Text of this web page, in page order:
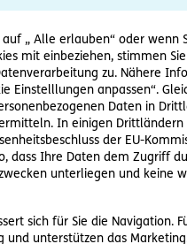
„ Alle erlauben“ oder wenn
mit einbeziehen, stimmen
zu. Nähere
Einstelllungen anpassen“.
Daten in
In einigen Drittländern
der EU-
dass Ihre Daten dem Zugriff
unterliegen und keine
sich für Sie die Navigation.
und unterstützen das
Tod der Eltern fair unter
Vater auch die Mutter
Vermögenswerte
fast alles
der
vehement ab.
auf Erbrecht
Pflichtteilsklage
Kosten enorm.
auch schon vor Jahren